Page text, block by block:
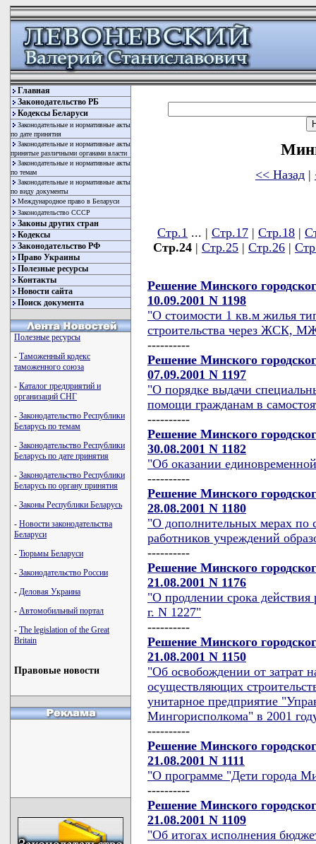
Главная
Законодательство РБ
Кодексы Беларуси
Законодательные и нормативные акты
по дате принятия
Законодательные и нормативные акты
принятые различными органами власти
Законодательные и нормативные акты
по темам
Законодательные и нормативные акты
по виду документы
Международное право в Беларуси
Законодательство СССР
Законы других стран
Кодексы
Законодательство РФ
Право Украины
Полезные ресурсы
Контакты
Новости сайта
Поиск документа
Полезные ресурсы
- Таможенный кодекс
таможенного союза
- Каталог предприятий и
организаций СНГ
- Законодательство Республики
Беларусь по темам
- Законодательство Республики
Беларусь по дате принятия
- Законодательство Республики
Беларусь по органу принятия
- Законы Республики Беларусь
- Новости законодательства
Беларуси
- Тюрьмы Беларуси
- Законодательство России
- Деловая Украина
- Автомобильный портал
- The legislation of the Great
Britain
Правовые новости
<< Назад |
Стр.1 ... | Стр.17 | Стр.18 |
Стр.24 | Стр.25 | Стр.26 |
Решение Минского
10.09.2001 N 1198
"О стоимости 1 кв.м жилья
строительства через ЖСК,
----------
Решение Минского
07.09.2001 N 1197
"О порядке выдачи
помощи гражданам в
----------
Решение Минского
30.08.2001 N 1182
"Об оказании
----------
Решение Минского
28.08.2001 N 1180
"О дополнительных мерах по
работников учреждений
----------
Решение Минского
21.08.2001 N 1176
"О продлении срока
г. N 1227"
----------
Решение Минского
21.08.2001 N 1150
"Об освобождении от затрат
осуществляющих
унитарное предприятие
Мингорисполкома" в 2001
----------
Решение Минского
21.08.2001 N 1111
"О программе "Дети города
----------
Решение Минского
21.08.2001 N 1109
"Об итогах исполнения